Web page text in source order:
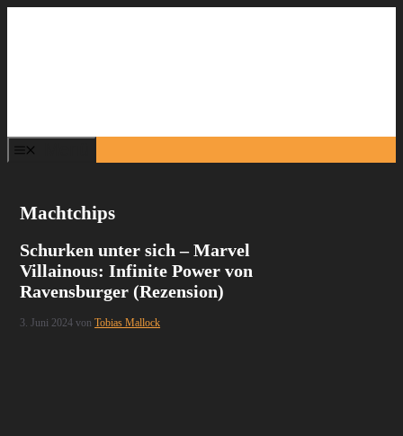
Machtchips
Schurken unter sich – Marvel
Villainous: Infinite Power von
Ravensburger (Rezension)
3. Juni 2024 vonTobias Mallock